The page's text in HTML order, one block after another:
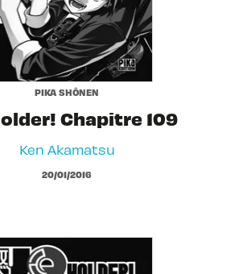
PIKA SHÔNEN
Chapitre 109
Ken Akamatsu
20/01/2016